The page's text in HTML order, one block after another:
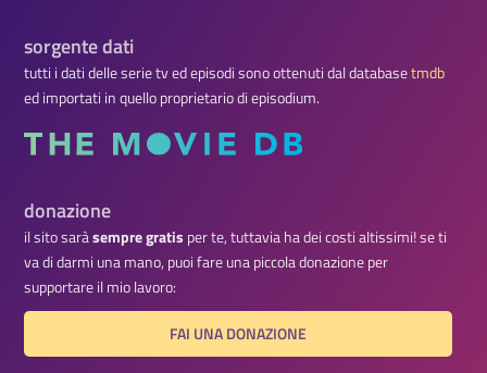
sorgente dati
tutti i dati delle serie tv ed episodi sono ottenuti dal databasetmdb
ed importati in quello proprietario di episodium.
donazione
il sito saràsempre gratis per te, tuttavia ha dei costi altissimi! se ti
va di darmi una mano, puoi fare una piccola donazione per
supportare il mio lavoro:
FAI UNA DONAZIONE